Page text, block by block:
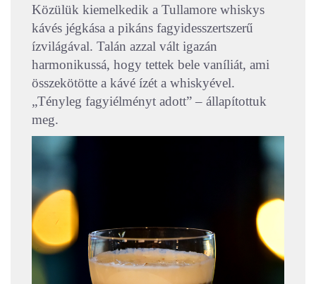
Közülük kiemelkedik a Tullamore whiskys
kávés jégkása a pikáns fagyidesszertszerű
ízvilágával. Talán azzal vált igazán
harmonikussá, hogy tettek bele vaníliát, ami
összekötötte a kávé ízét a whiskyével.
„Tényleg fagyiélményt adott” – állapítottuk
meg.